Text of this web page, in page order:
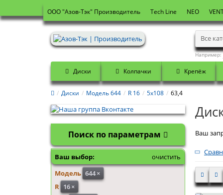
OOO "Азов-Тэк" Производитель Tech Line NEO
Все
Например:
Диски Колпачки Крепёж
Диски Модель 644 R 16 5x108 63,4
Поиск по параметрам
Ваш выбор:
очистить
Модель 644×
R 16×
Ваш